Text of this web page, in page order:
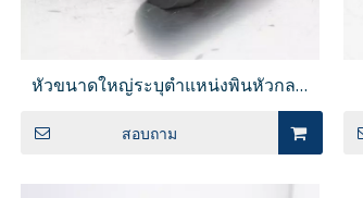
หัวขนาดใหญ่ระบุตำแหน่งพินหัวกลม
สอบถาม